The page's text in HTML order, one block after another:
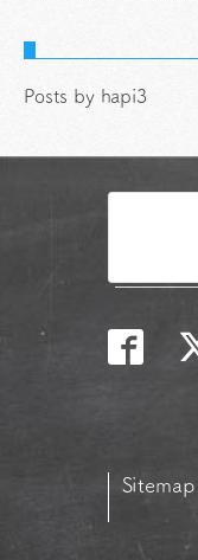
Posts by hapi3
Sitemap